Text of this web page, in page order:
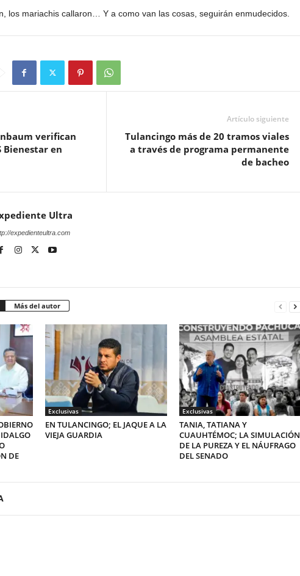
los mariachis callaron… Y a como van las cosas, seguirán enmudecidos.
verifican
Bienestar en
Artículo siguiente
Tulancingo más de 20 tramos viales
a través de programa permanente
de bacheo
Ultra
expedienteultra.com
Más del autor
DE
Exclusivas
EN TULANCINGO; EL JAQUE A LA
VIEJA GUARDIA
Exclusivas
TANIA, TATIANA Y
CUAUHTÉMOC; LA SIMULACIÓN
DE LA PUREZA Y EL NÁUFRAGO
DEL SENADO